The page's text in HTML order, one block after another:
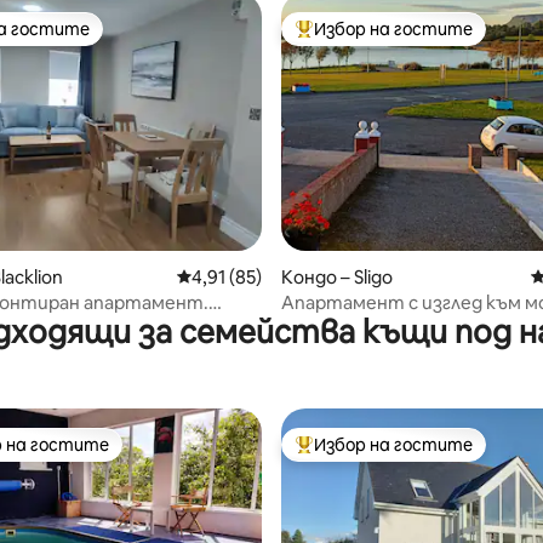
5, 18 отзива
гостите
гостите
Средна оценка: 4,91 от 5, 85 отзива
4,91 (85)
апартамент.
Co. Cavan.
Най-популярен избор на
Избор на гостите
Кондо – Sligo
Апартамент с изглед към
за семейства къщи под
избор на гостите
на гостите Най-популярен избор на
Избор на гостите